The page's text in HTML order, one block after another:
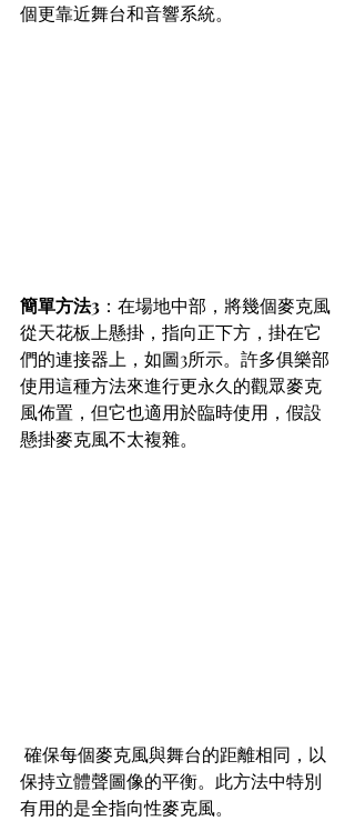
個更靠近舞台和音響系統。
簡單方法3 ：在場地中部，將幾個麥克風
從天花板上懸掛，指向正下方，掛在它
們的連接器上，如圖3所示。許多俱樂部
使用這種方法來進行更永久的觀眾麥克
風佈置，但它也適用於臨時使用，假設
懸掛麥克風不太複雜。
保持立體聲圖像的平衡。此方法中特別
有用的是全指向性麥克風。